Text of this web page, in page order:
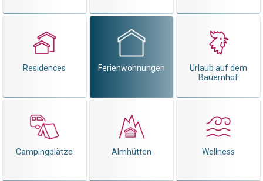
Residences Ferienwohnungen
Urlaub auf dem
Bauernhof
Campingplätze Almhütten Wellness